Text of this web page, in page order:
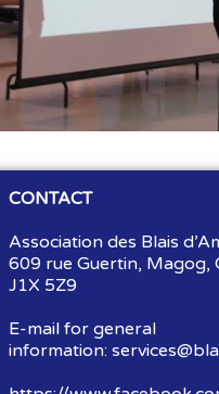
TNG
CONTACT
Association des Blais
609 rue Guertin, Magog,
J1X 5Z9
E-mail for general
information: